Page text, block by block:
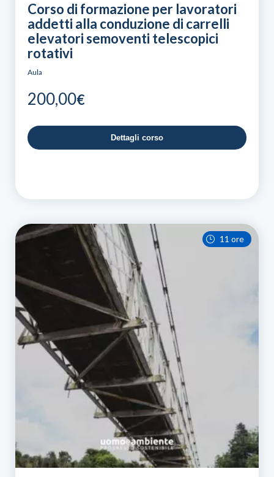
Corso di formazione per lavoratori
addetti alla conduzione di carrelli
elevatori semoventi telescopici
rotativi
Aula
200,00€
Dettagli corso
11 ore